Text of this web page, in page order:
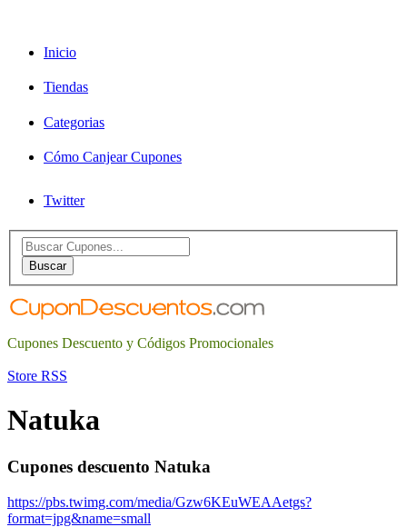
Inicio
Tiendas
Categorias
Cómo Canjear Cupones
Twitter
Search
for:Buscar
Cupones Descuento y Códigos Promocionales
Store RSS
Natuka
Cupones descuento Natuka
https://pbs.twimg.com/media/Gzw6KEuWEAAetgs?
format=jpg&name=small